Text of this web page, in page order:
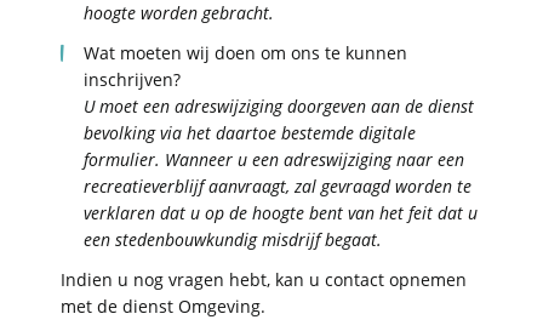
hoogte worden gebracht.
Wat moeten wij doen om ons te kunnen
inschrijven?
U moet een adreswijziging doorgeven aan de dienst
bevolking via het daartoe bestemde digitale
formulier. Wanneer u een adreswijziging naar een
recreatieverblijf aanvraagt, zal gevraagd worden te
verklaren dat u op de hoogte bent van het feit dat u
een stedenbouwkundig misdrijf begaat.
Indien u nog vragen hebt, kan u contact opnemen
met de dienst Omgeving.